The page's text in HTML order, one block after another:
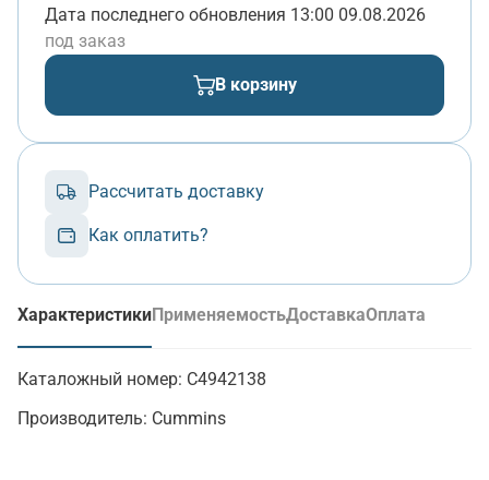
Дата последнего обновления 13:00 09.08.2026
под заказ
В корзину
Рассчитать доставку
Как оплатить?
Характеристики
(активная вкладка)
ПрименяемостьДоставкаОплата
Каталожный номер: C4942138
Производитель: Cummins